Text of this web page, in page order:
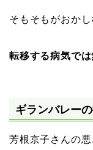
そもそもがおかし
転移する病気で
ギランバレー
芳根京子さんの